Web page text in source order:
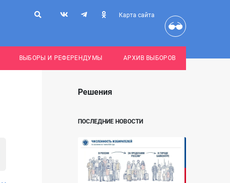
Карта сайта
ВЫБОРЫ И РЕФЕРЕНДУМЫ АРХИВ ВЫБОРОВ
Решения
ПОСЛЕДНИЕ НОВОСТИ